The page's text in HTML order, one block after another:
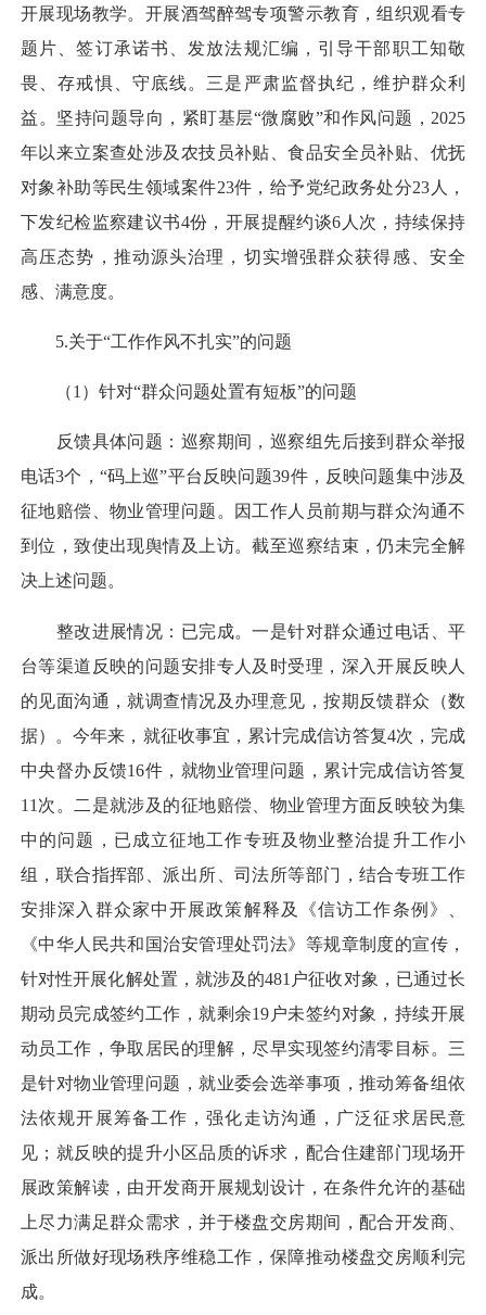
开展现场教学。开展酒驾醉驾专项警示教育，组织观看专
题片、签订承诺书、发放法规汇编，引导干部职工知敬
畏、存戒惧、守底线。三是严肃监督执纪，维护群众利
益。坚持问题导向，紧盯基层“微腐败”和作风问题，2025
年以来立案查处涉及农技员补贴、食品安全员补贴、优抚
对象补助等民生领域案件23件，给予党纪政务处分23人，
下发纪检监察建议书4份，开展提醒约谈6人次，持续保持
高压态势，推动源头治理，切实增强群众获得感、安全
感、满意度。
5.关于“工作作风不扎实”的问题
（1）针对“群众问题处置有短板”的问题
反馈具体问题：巡察期间，巡察组先后接到群众举报
电话3个，“码上巡”平台反映问题39件，反映问题集中涉及
征地赔偿、物业管理问题。因工作人员前期与群众沟通不
到位，致使出现舆情及上访。截至巡察结束，仍未完全解
决上述问题。
整改进展情况：已完成。一是针对群众通过电话、平
台等渠道反映的问题安排专人及时受理，深入开展反映人
的见面沟通，就调查情况及办理意见，按期反馈群众（数
据）。今年来，就征收事宜，累计完成信访答复4次，完成
中央督办反馈16件，就物业管理问题，累计完成信访答复
11次。二是就涉及的征地赔偿、物业管理方面反映较为集
中的问题，已成立征地工作专班及物业整治提升工作小
组，联合指挥部、派出所、司法所等部门，结合专班工作
安排深入群众家中开展政策解释及《信访工作条例》、
《中华人民共和国治安管理处罚法》等规章制度的宣传，
针对性开展化解处置，就涉及的481户征收对象，已通过长
期动员完成签约工作，就剩余19户未签约对象，持续开展
动员工作，争取居民的理解，尽早实现签约清零目标。三
是针对物业管理问题，就业委会选举事项，推动筹备组依
法依规开展筹备工作，强化走访沟通，广泛征求居民意
见；就反映的提升小区品质的诉求，配合住建部门现场开
展政策解读，由开发商开展规划设计，在条件允许的基础
上尽力满足群众需求，并于楼盘交房期间，配合开发商、
派出所做好现场秩序维稳工作，保障推动楼盘交房顺利完
成。